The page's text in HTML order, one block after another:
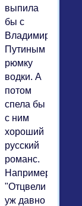
выпила
бы с
Владимиром
Путиным
рюмку
водки. А
потом
спела бы
с ним
хороший
русский
романс.
Например,
"Отцвели
уж давно